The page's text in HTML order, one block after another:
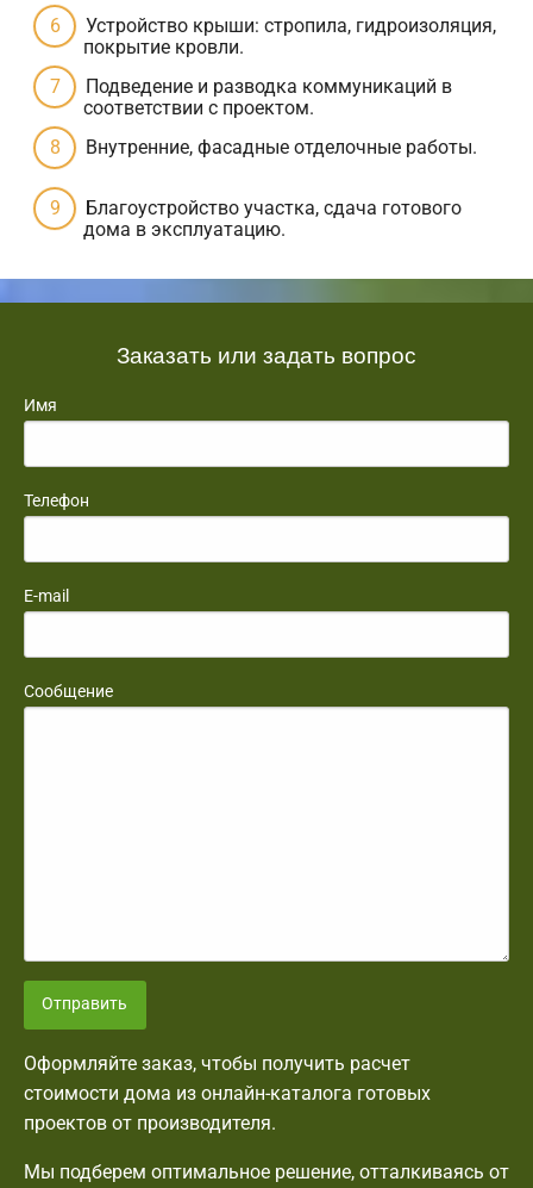
Устройство крыши: стропила, гидроизоляция,
покрытие кровли.
Подведение и разводка коммуникаций в
соответствии с проектом.
Внутренние, фасадные отделочные работы.
Благоустройство участка, сдача готового
дома в эксплуатацию.
Заказать или задать вопрос
Имя
Телефон
E-mail
Сообщение
Отправить
Оформляйте заказ, чтобы получить расчет
стоимости дома из онлайн-каталога готовых
проектов от производителя.
Мы подберем оптимальное решение, отталкиваясь от